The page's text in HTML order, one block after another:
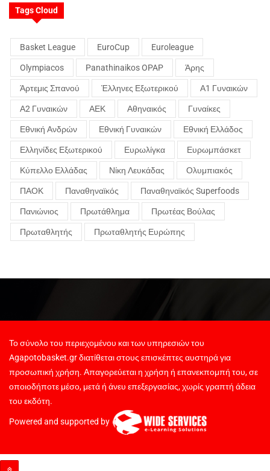
Tags Cloud
Basket League EuroCup Euroleague
Olympiacos Panathinaikos OPAP Άρης
Άρτεμις Σπανού Έλληνες Εξωτερικού Α1 Γυναικών
Α2 Γυναικών ΑΕΚ Αθηναικός Γυναίκες
Εθνική Ανδρών Εθνική Γυναικών Εθνική Ελλάδος
Ελληνίδες Εξωτερικού Ευρωλίγκα Ευρωμπάσκετ
Κύπελλο Ελλάδας Νίκη Λευκάδας Ολυμπιακός
ΠΑΟΚ Παναθηναϊκός Παναθηναϊκός Superfoods
Πανιώνιος Πρωτάθλημα Πρωτέας Βούλας
Πρωταθλητής Πρωταθλητής Ευρώπης
Το σύνολο του περιεχομένου και των υπηρεσιών του
Agapotobasket.gr διατίθεται στους επισκέπτες αυστηρά για
προσωπική χρήση. Απαγορεύεται η χρήση ή επανεκπομπή του, σε
οποιοδήποτε μέσο, μετά ή άνευ επεξεργασίας, χωρίς γραπτή άδεια
του εκδότη.
Powered and supported by